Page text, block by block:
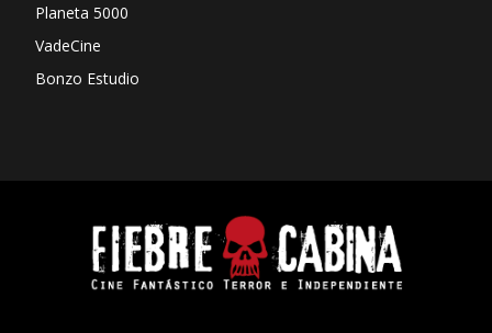
Planeta 5000
VadeCine
Bonzo Estudio